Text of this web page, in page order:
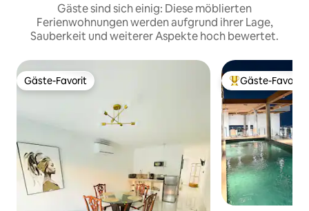
Gäste sind sich einig: Diese möblierten
Ferienwohnungen werden aufgrund ihrer Lage,
Sauberkeit und weiterer Aspekte hoch bewertet.
Gäste-Favorit
Gäste-Favorit Beliebter Gäste-
Gäste-Favorit